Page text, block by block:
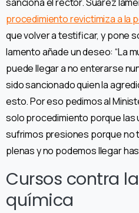
procedimiento revictimiza a la
que volver a testificar, y pone
lamento añade un deseo: “La
puede llegar a no enterarse
sido sancionado quien la
esto. Por eso pedimos al
solo procedimiento porque las
sufrimos presiones porque
plenas y no podemos llegar
Cursos contra
química